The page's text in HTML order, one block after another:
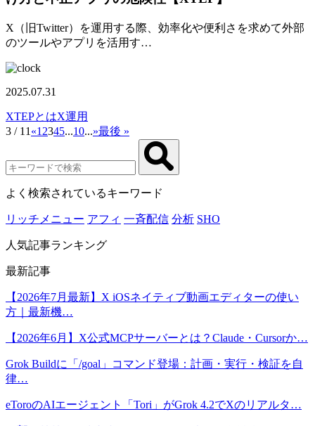
X（旧Twitter）を運用する際、効率化や便利さを求めて外部
のツールやアプリを活用す…
2025.07.31
XTEPとはX運用
3 / 11 «1 2345...10...»最後 »
よく検索されているキーワード
リッチメニュー アフィ 一斉配信 分析 SHO
人気記事ランキング
最新記事
【2026年7月最新】X iOSネイティブ動画エディターの使い
方｜最新機…
【2026年6月】X公式MCPサーバーとは？Claude・Cursorか…
Grok Buildに「/goal」コマンド登場：計画・実行・検証を自
律…
eToroのAIエージェント「Tori」がGrok 4.2でXのリアルタ…